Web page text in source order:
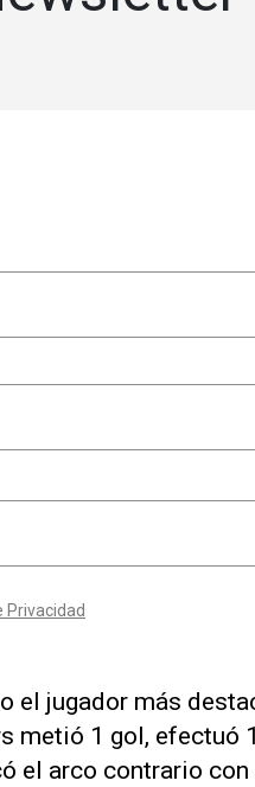
el jugador más
metió 1 gol, efectuó
el arco contrario